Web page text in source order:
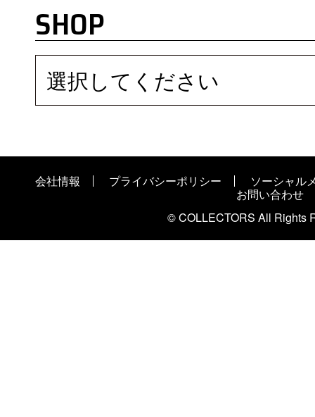
SHOP
選択してください
会社情報 プライバシーポリシー
ソーシャル
お問い合わせ
© COLLECTORS All Rights